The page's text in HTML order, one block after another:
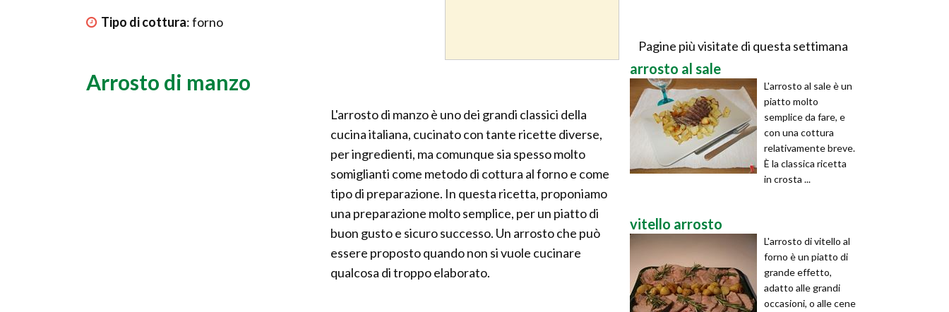
Tipo di cottura:forno
Arrosto di manzo
L'arrosto di manzo è uno dei grandi classici della
cucina italiana, cucinato con tante ricette diverse,
per ingredienti, ma comunque sia spesso molto
somiglianti come metodo di cottura al forno e come
tipo di preparazione. In questa ricetta, proponiamo
una preparazione molto semplice, per un piatto di
buon gusto e sicuro successo. Un arrosto che può
essere proposto quando non si vuole cucinare
qualcosa di troppo elaborato.
Pagine più visitate di questa settimana
arrosto al sale
L'arrosto al sale è un
piatto molto
semplice da fare, e
con una cottura
relativamente breve.
È la classica ricetta
in crosta ...
vitello arrosto
L'arrosto di vitello al
forno è un piatto di
grande effetto,
adatto alle grandi
occasioni, o alle cene